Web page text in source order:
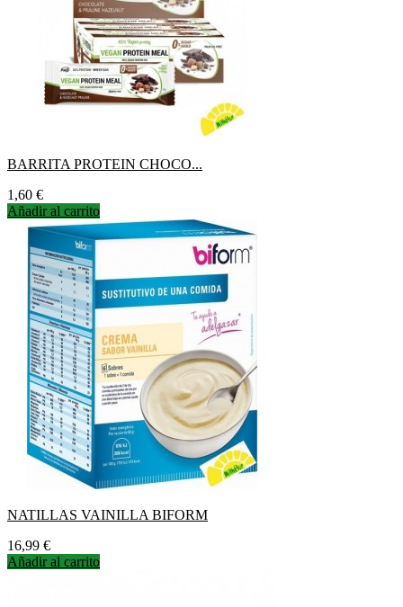
BARRITA PROTEIN CHOCO...
Precio
1,60 €
Añadir al carrito
NATILLAS VAINILLA BIFORM
Precio
16,99 €
Añadir al carrito